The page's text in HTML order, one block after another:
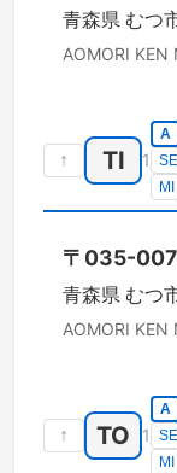
青森県 むつ
AOMORI KEN
↑ TI 1
A
SE
MI
〒 035-
青森県 むつ
AOMORI KEN
↑ TO 1
A
SE
MI